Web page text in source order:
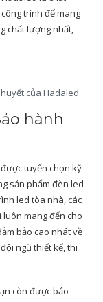
trình để mang
chất lượng nhất,
của Hadaled
hành
tuyển chọn kỹ
sản phẩm đèn led
led tòa nhà, các
mang đến cho
bảo cao nhát về
ngũ thiết kế, thi
còn được bảo